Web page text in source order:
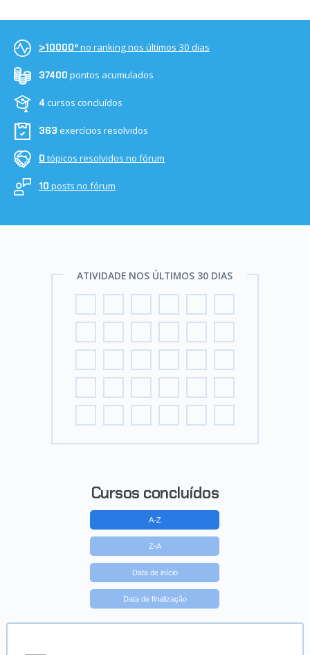
>10000ºno ranking nos últimos 30 dias
37400 pontos acumulados
4cursos concluídos
363 exercícios resolvidos
0 tópicos resolvidos no fórum
10 posts no fórum
ATIVIDADE NOS ÚLTIMOS 30 DIAS
Cursos concluídos
A-Z
Z-A
Data de início
Data de finalização